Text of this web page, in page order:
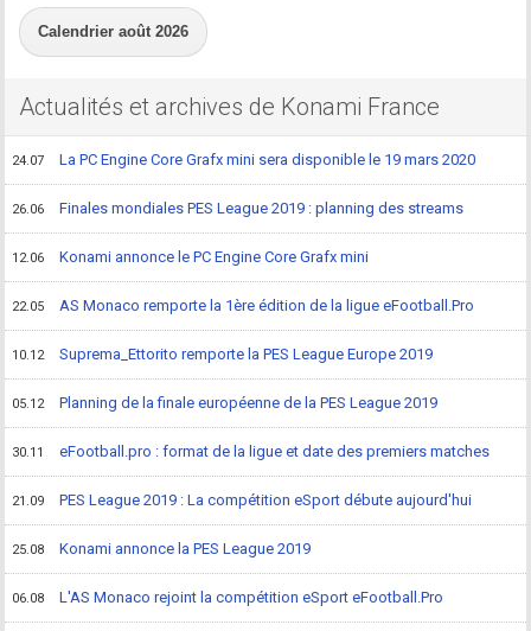
Calendrier août 2026
Actualités et archives de Konami France
24.07 La PC Engine Core Grafx mini sera disponible le 19 mars 2020
26.06 Finales mondiales PES League 2019 : planning des streams
12.06 Konami annonce le PC Engine Core Grafx mini
22.05 AS Monaco remporte la 1ère édition de la ligue eFootball.Pro
10.12 Suprema_Ettorito remporte la PES League Europe 2019
05.12 Planning de la finale européenne de la PES League 2019
30.11 eFootball.pro : format de la ligue et date des premiers matches
21.09 PES League 2019 : La compétition eSport débute aujourd'hui
25.08 Konami annonce la PES League 2019
06.08 L'AS Monaco rejoint la compétition eSport eFootball.Pro